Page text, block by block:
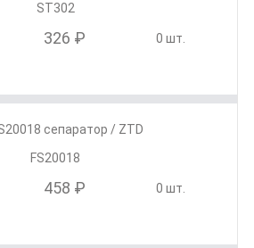
SТ302
326 ₽ 0 шт.
сепаратор / ZTD
FS20018
458 ₽ 0 шт.